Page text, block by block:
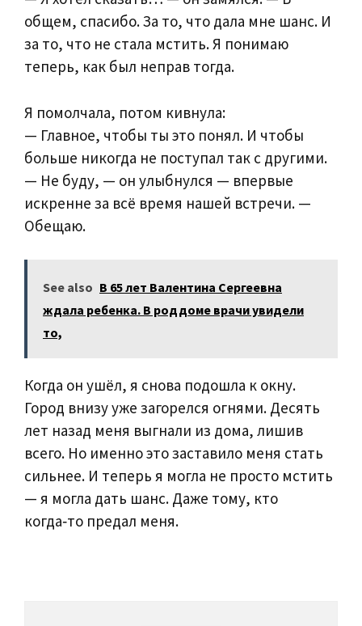
общем, спасибо. За то, что дала мне шанс. И
за то, что не стала мстить. Я понимаю
теперь, как был неправ тогда.
Я помолчала, потом кивнула:
— Главное, чтобы ты это понял. И чтобы
больше никогда не поступал так с другими.
— Не буду, — он улыбнулся — впервые
искренне за всё время нашей встречи. —
Обещаю.
See also В 65 лет Валентина Сергеевна
ждала ребенка. В роддоме врачи увидели
то,
Когда он ушёл, я снова подошла к окну.
Город внизу уже загорелся огнями. Десять
лет назад меня выгнали из дома, лишив
всего. Но именно это заставило меня стать
сильнее. И теперь я могла не просто мстить
— я могла дать шанс. Даже тому, кто
когда‑то предал меня.